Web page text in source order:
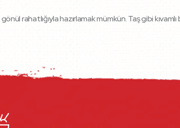
rahatlığıyla hazırlamak mümkün. Taş gibi